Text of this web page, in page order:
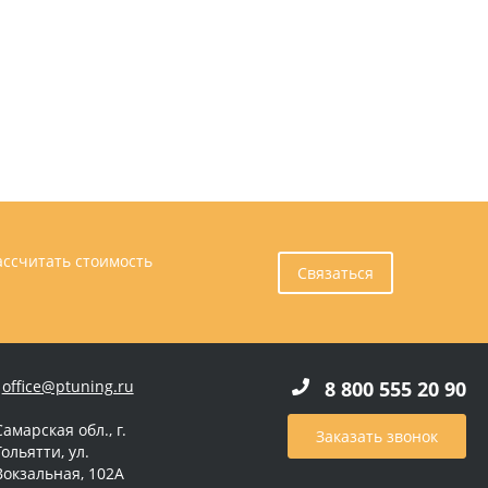
стоимость
Связаться
office@ptuning.ru
обл., г.
ул.
102А
8 800 555 20 90
Заказать звонок